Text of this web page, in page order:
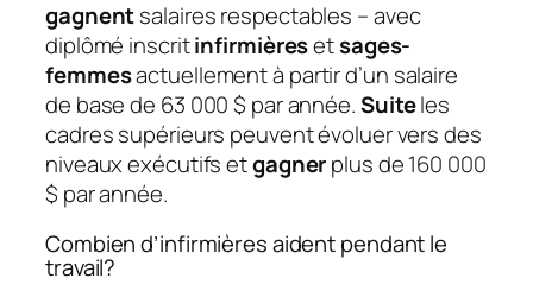
gagnentsalaires respectables – avec
diplômé inscritinfirmièresetsages-
femmesactuellement à partir d’un salaire
de base de 63 000 $ par année.Suiteles
cadres supérieurs peuvent évoluer vers des
niveaux exécutifs etgagnerplus de 160 000
$ par année.
Combien d’infirmières aident pendant le
travail?